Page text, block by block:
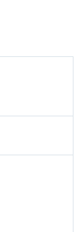
Fit. für